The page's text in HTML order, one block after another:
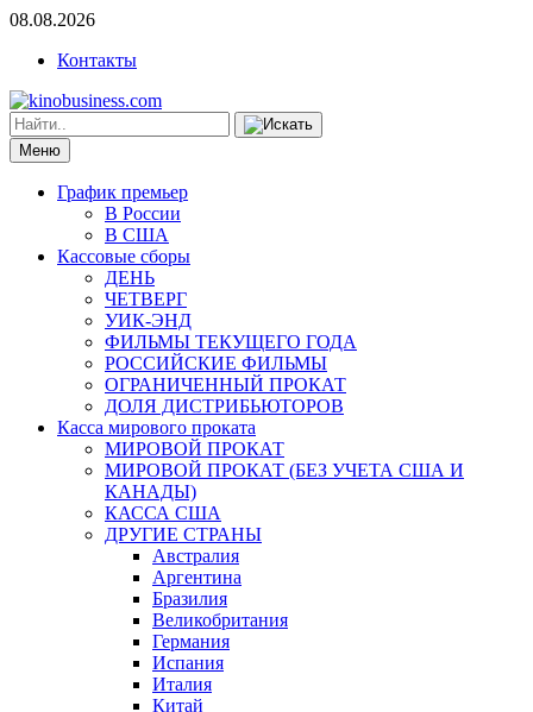
08.08.2026
Контакты
Меню
График премьер
В России
В США
Кассовые сборы
ДЕНЬ
ЧЕТВЕРГ
УИК-ЭНД
ФИЛЬМЫ ТЕКУЩЕГО ГОДА
РОССИЙСКИЕ ФИЛЬМЫ
ОГРАНИЧЕННЫЙ ПРОКАТ
ДОЛЯ ДИСТРИБЬЮТОРОВ
Касса мирового проката
МИРОВОЙ ПРОКАТ
МИРОВОЙ ПРОКАТ (БЕЗ УЧЕТА США И
КАНАДЫ)
КАССА США
ДРУГИЕ СТРАНЫ
Австралия
Аргентина
Бразилия
Великобритания
Германия
Испания
Италия
Китай